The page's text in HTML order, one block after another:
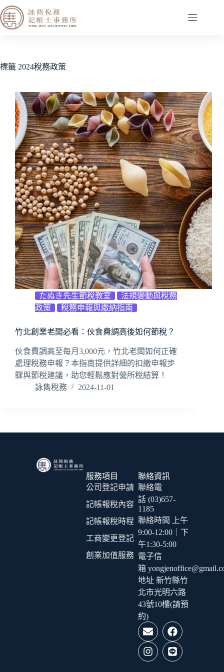
標籤 2024稅務政策
たぬき先生節稅教室
法規變動與稅務
政策
稅務申報與繳納指南
竹北創業老闆必看：伙食費調高後如何節稅？
伙食費調高至每月3,000元，竹北老闆如何正確
處理稅務申報？本指南提供詳細的扣繳申報步
驟與節稅建議，助您輕鬆應對營所稅結算！
詠雋稅務
2024-11-01
服務項目
公司登記申請
記帳報稅內容
記帳報稅時程
工商變更登記
創業加值服務
聯絡資訊
聯絡電
話 (03)657-
1185
聯絡時間 上午
9:00-12:00｜下
午1:30-5:00
電子信
箱
地址 新竹縣竹
北市光明六路
43號10樓(請預
約)